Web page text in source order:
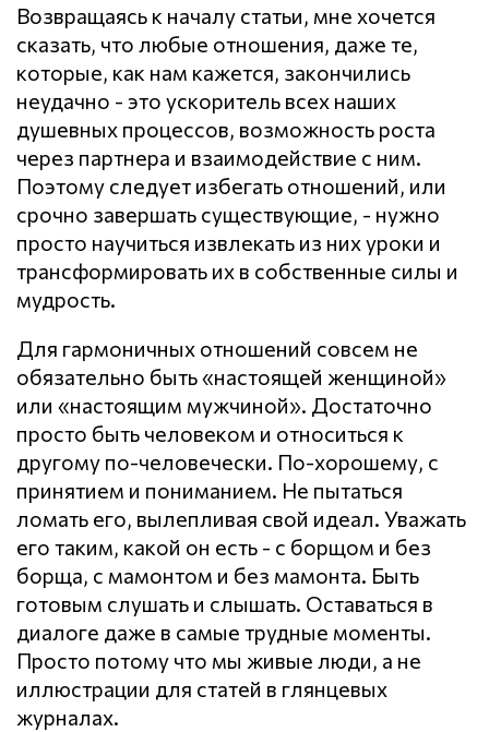
Возвращаясь к началу статьи, мне хочется
сказать, что любые отношения, даже те,
которые, как нам кажется, закончились
неудачно - это ускоритель всех наших
душевных процессов, возможность роста
через партнера и взаимодействие с ним.
Поэтому следует избегать отношений, или
срочно завершать существующие, - нужно
просто научиться извлекать из них уроки и
трансформировать их в собственные силы и
мудрость.
Для гармоничных отношений совсем не
обязательно быть «настоящей женщиной»
или «настоящим мужчиной». Достаточно
просто быть человеком и относиться к
другому по-человечески. По-хорошему, с
принятием и пониманием. Не пытаться
ломать его, вылепливая свой идеал. Уважать
его таким, какой он есть - с борщом и без
борща, с мамонтом и без мамонта. Быть
готовым слушать и слышать. Оставаться в
диалоге даже в самые трудные моменты.
Просто потому что мы живые люди, а не
иллюстрации для статей в глянцевых
журналах.